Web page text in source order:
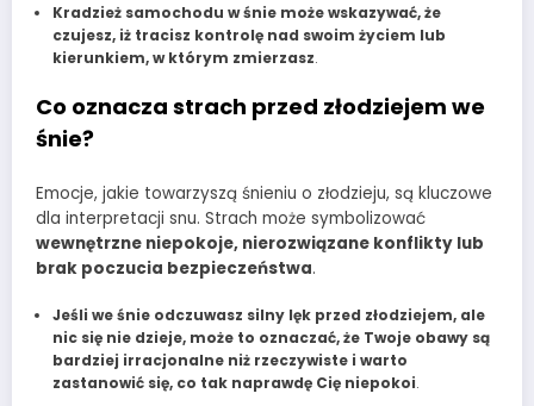
Kradzież samochodu w śnie może wskazywać, że
czujesz, iż tracisz kontrolę nad swoim życiem lub
kierunkiem, w którym zmierzasz.
Co oznacza strach przed złodziejem we
śnie?
Emocje, jakie towarzyszą śnieniu o złodzieju, są kluczowe
dla interpretacji snu. Strach może symbolizować
wewnętrzne niepokoje, nierozwiązane konflikty lub
brak poczucia bezpieczeństwa.
Jeśli we śnie odczuwasz silny lęk przed złodziejem, ale
nic się nie dzieje, może to oznaczać, że Twoje obawy są
bardziej irracjonalne niż rzeczywiste i warto
zastanowić się, co tak naprawdę Cię niepokoi.